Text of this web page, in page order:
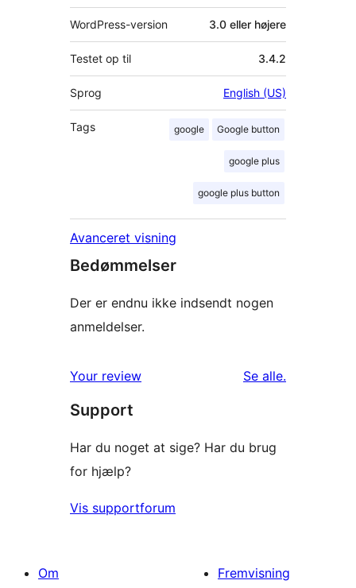
WordPress-version 3.0 eller højere
Testet op til 3.4.2
Sprog English (US)
Tags google Google button
google plus
google plus button
Avanceret visning
Bedømmelser
Der er endnu ikke indsendt nogen
anmeldelser.
Your review Se alleanmeldelser
.
Support
Har du noget at sige? Har du brug
for hjælp?
Vis supportforum
Om
Fremvisning